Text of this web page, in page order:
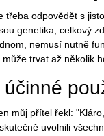
třeba odpovědět s
genetika, celkový
nemusí nutně
trvat až několik
účinné
můj přítel řekl:
uvolnili